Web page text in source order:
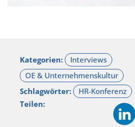
Kategorien:
Schlagwörter:
Teilen: